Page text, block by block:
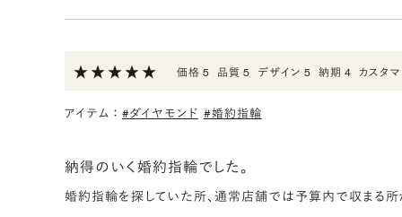
PT900プラチナ オーバル ミラー 2.5mm
購入目的: 結婚指輪として
価格 5 品質 5 デザイン 5 納期 4 カスタ
アイテム ： #ダイヤモンド #婚約指輪
納得のいく婚約指輪でした。
婚約指輪を探していた所、通常店舗では予算内で収まる所